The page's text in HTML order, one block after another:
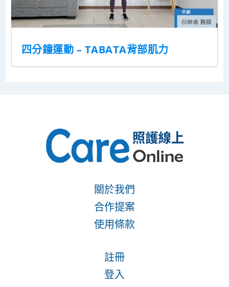
四分鐘運動 – TABATA背部肌力
關於我們
合作提案
使用條款
註冊
登入